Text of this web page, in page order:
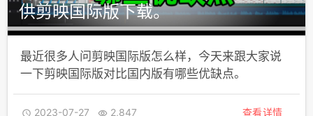
供剪映国际版下载。
最近很多人问剪映国际版怎么样，今天来跟大家说
一下剪映国际版对比国内版有哪些优缺点。
 2023-07-27  2,847 查看详情